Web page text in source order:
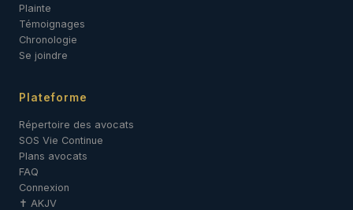
Plainte
Témoignages
Chronologie
Se joindre
Plateforme
Répertoire des avocats
SOS Vie Continue
Plans avocats
FAQ
Connexion
✝ AKJV